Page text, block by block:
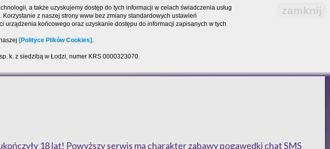
zamknij
a także uzyskujemy dostęp do tych informacji w celach świadczenia usług
z naszej strony www bez zmiany standardowych ustawień
końcowego oraz uzyskanie dostępu do informacji zapisanych w tych
[Polityce Plików Cookies] .
k. z siedzibą w Łodzi, numer KRS 0000323070.
18 lat! Powyższy serwis ma charakter zabawy pogawędki chat SMS